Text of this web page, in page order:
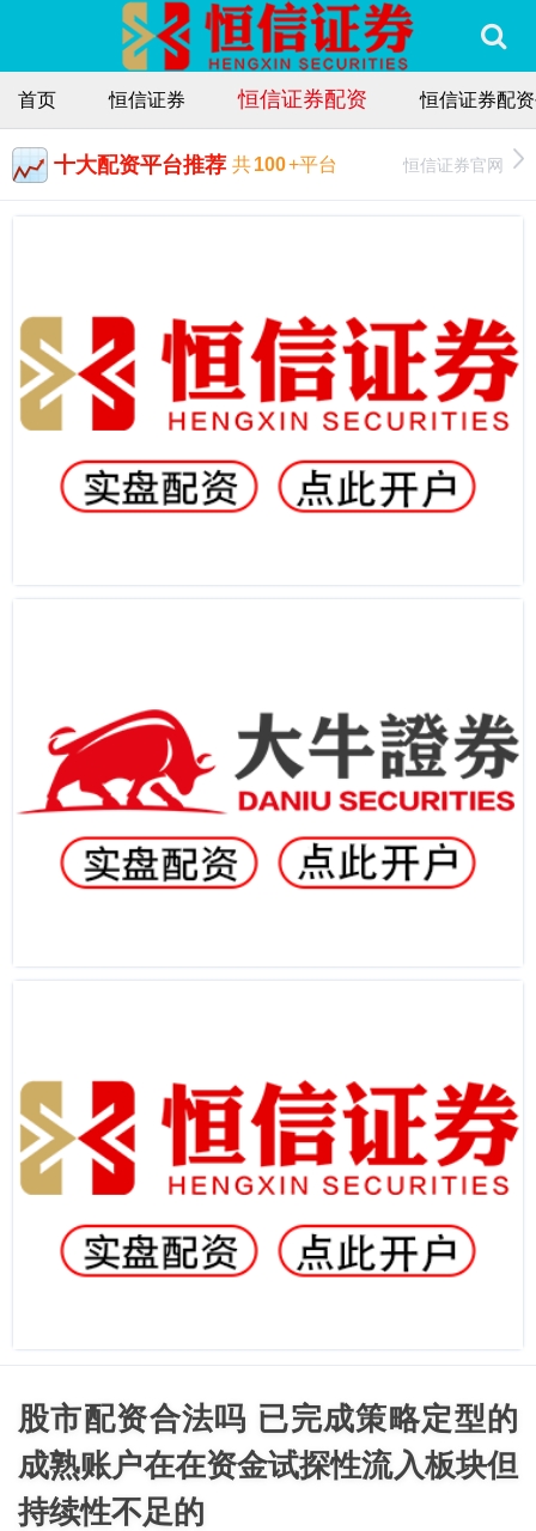
首页 恒信证券 恒信证券配资 恒信证券配
十大配资平台推荐 共100+平台 恒信证券官网
股市配资合法吗 已完成策略定型的
成熟账户在在资金试探性流入板块但
持续性不足的